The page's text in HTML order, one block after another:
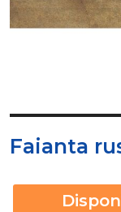
Faianta